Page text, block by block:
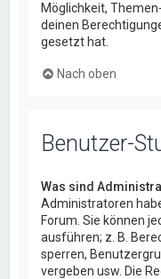
Möglichkeit,
deinen
gesetzt hat.
Nach oben
Benutzer-
Was sind
Administratoren
Forum. Sie können
ausführen; z. B.
sperren,
vergeben usw. Die